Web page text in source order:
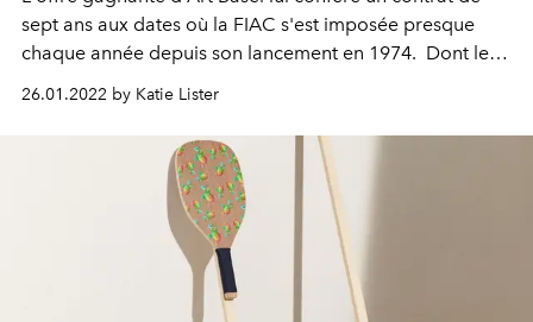
sept ans aux dates où la FIAC s'est imposée presque
chaque année depuis son lancement en 1974. Dont le
nom n'a pas encore été dévoilé, La Nouvelle Foire se
tiendra au Grand Palais.
26.01.2022 by Katie Lister